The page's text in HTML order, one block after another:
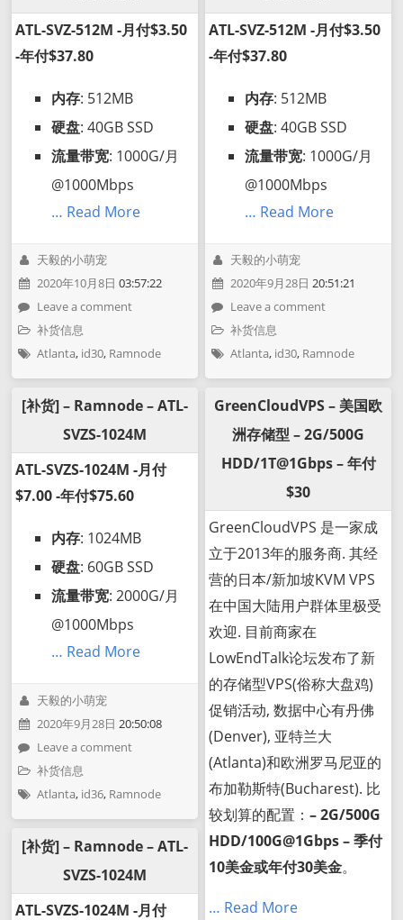
ATL-SVZ-512M -月付$3.50
-年付$37.80
内存: 512MB
硬盘: 40GB SSD
流量带宽: 1000G/月
@1000Mbps
… Read More
天毅的小萌宠
2020年10月8日 03:57:22
Leave a comment
补货信息
Atlanta, id30, Ramnode
[补货] – Ramnode – ATL-
SVZS-1024M
ATL-SVZS-1024M -月付
$7.00 -年付$75.60
内存: 1024MB
硬盘: 60GB SSD
流量带宽: 2000G/月
@1000Mbps
… Read More
天毅的小萌宠
2020年9月28日 20:50:08
Leave a comment
补货信息
Atlanta, id36, Ramnode
[补货] – Ramnode – ATL-
SVZS-1024M
ATL-SVZS-1024M -月付
ATL-SVZ-512M -月付$3.50
-年付$37.80
内存: 512MB
硬盘: 40GB SSD
流量带宽: 1000G/月
@1000Mbps
… Read More
天毅的小萌宠
2020年9月28日 20:51:21
Leave a comment
补货信息
Atlanta, id30, Ramnode
GreenCloudVPS – 美国欧
洲存储型 – 2G/500G
HDD/1T@1Gbps – 年付
$30
GreenCloudVPS 是一家成
立于2013年的服务商. 其经
营的日本/新加坡KVM VPS
在中国大陆用户群体里极受
欢迎. 目前商家在
LowEndTalk论坛发布了新
的存储型VPS(俗称大盘鸡)
促销活动, 数据中心有丹佛
(Denver), 亚特兰大
(Atlanta)和欧洲罗马尼亚的
布加勒斯特(Bucharest). 比
较划算的配置：– 2G/500G
HDD/100G@1Gbps – 季付
10美金或年付30美金。
… Read More